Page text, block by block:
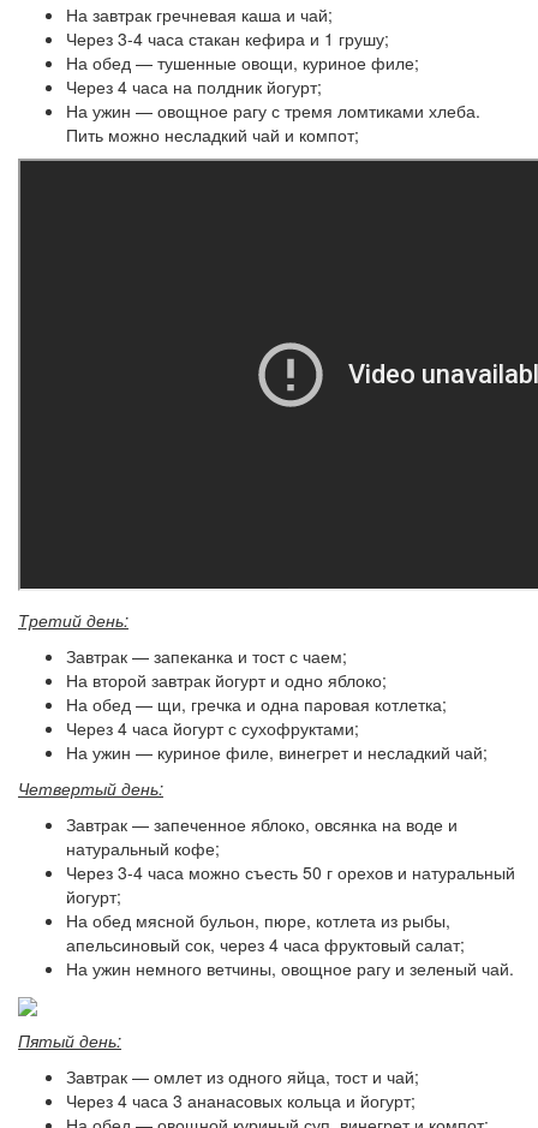
На завтрак гречневая каша и чай;
Через 3-4 часа стакан кефира и 1 грушу;
На обед — тушенные овощи, куриное филе;
Через 4 часа на полдник йогурт;
На ужин — овощное рагу с тремя ломтиками хлеба.
Пить можно несладкий чай и компот;
Третий день:
Завтрак — запеканка и тост с чаем;
На второй завтрак йогурт и одно яблоко;
На обед — щи, гречка и одна паровая котлетка;
Через 4 часа йогурт с сухофруктами;
На ужин — куриное филе, винегрет и несладкий чай;
Четвертый день:
Завтрак — запеченное яблоко, овсянка на воде и
натуральный кофе;
Через 3-4 часа можно съесть 50 г орехов и натуральный
йогурт;
На обед мясной бульон, пюре, котлета из рыбы,
апельсиновый сок, через 4 часа фруктовый салат;
На ужин немного ветчины, овощное рагу и зеленый чай.
Пятый день:
Завтрак — омлет из одного яйца, тост и чай;
Через 4 часа 3 ананасовых кольца и йогурт;